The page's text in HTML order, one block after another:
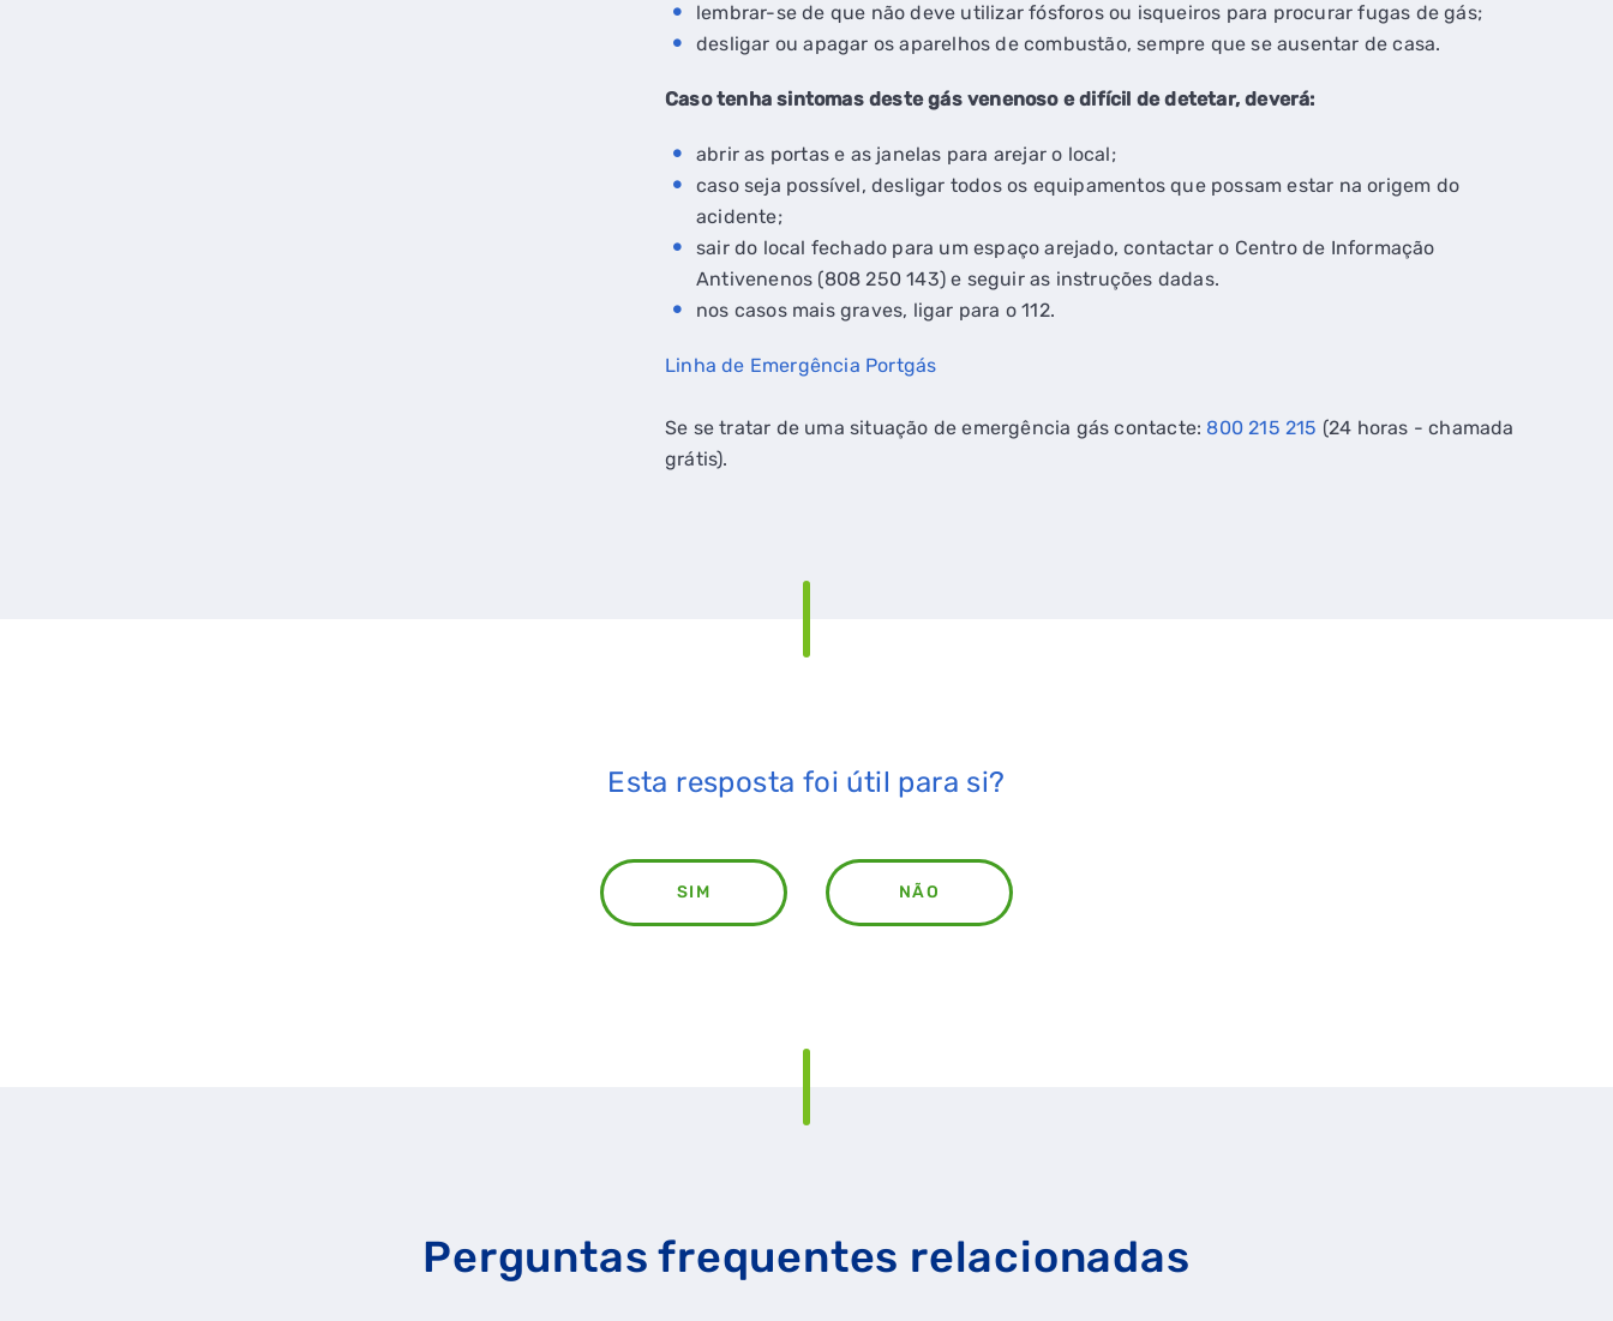
lembrar-se de que não deve utilizar fósforos ou isqueiros para procurar fugas de gás;
desligar ou apagar os aparelhos de combustão, sempre que se ausentar de casa.
Caso tenha sintomas deste gás venenoso e difícil de detetar, deverá:
abrir as portas e as janelas para arejar o local;
caso seja possível, desligar todos os equipamentos que possam estar na origem do
acidente;
sair do local fechado para um espaço arejado, contactar o Centro de Informação
Antivenenos (808 250 143) e seguir as instruções dadas.
nos casos mais graves, ligar para o 112.
Linha de Emergência Portgás
Se se tratar de uma situação de emergência gás contacte: 800 215 215 (24 horas - chamada
grátis).
Esta resposta foi útil para si?
SIM NÃO
Perguntas frequentes relacionadas
GASES RENOVÁVEIS SIMULADOR DE POUPANÇA